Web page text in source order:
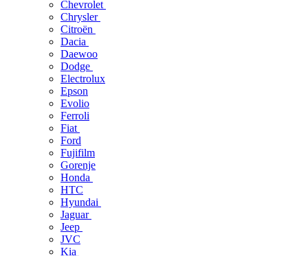
Chevrolet
Chrysler
Citroën
Dacia
Daewoo
Dodge
Electrolux
Epson
Evolio
Ferroli
Fiat
Ford
Fujifilm
Gorenje
Honda
HTC
Hyundai
Jaguar
Jeep
JVC
Kia